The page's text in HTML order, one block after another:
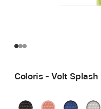
Coloris - Volt Splash
Noir
Rose
Blue
Gris